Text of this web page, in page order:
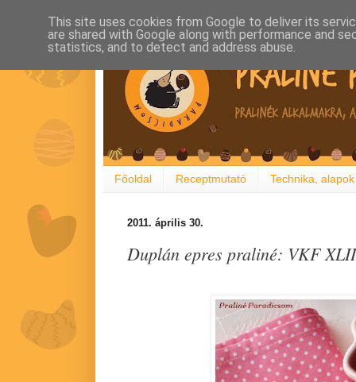
Főoldal Receptmutató Technika, alapok
2011. április 30.
Duplán epres praliné: VKF
This site uses cookies from Google to deliver its
are shared with Google along with performance and
statistics, and to detect and address abuse.